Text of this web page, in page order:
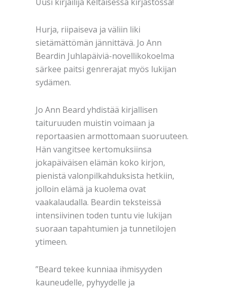
Hurja, riipaiseva ja väliin liki
sietämättömän jännittävä. Jo Ann
Beardin Juhlapäiviä-novellikokoelma
särkee paitsi genrerajat myös lukijan
sydämen.
Jo Ann Beard yhdistää kirjallisen
taituruuden muistin voimaan ja
reportaasien armottomaan suoruuteen.
Hän vangitsee kertomuksiinsa
jokapäiväisen elämän koko kirjon,
pienistä valonpilkahduksista hetkiin,
jolloin elämä ja kuolema ovat
vaakalaudalla. Beardin teksteissä
intensiivinen toden tuntu vie lukijan
suoraan tapahtumien ja tunnetilojen
ytimeen.
”Beard tekee kunniaa ihmisyyden
kauneudelle, pyhyydelle ja